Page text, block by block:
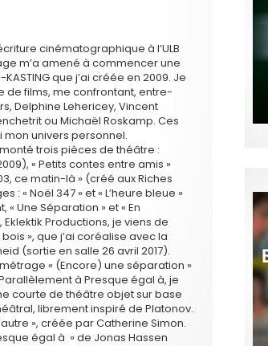
cinématographique à l’ULB
m’a amené à commencer une
que j’ai créée en 2009. Je
de films, me confrontant, entre-
Delphine Lehericey, Vincent
ou Michaël Roskamp. Ces
univers personnel.
trois pièces de théâtre :
« Petits contes entre amis »
ce matin-là » (créé aux Riches
: « Noël 347 » et « L’heure bleue »
Une Séparation » et « En
Productions, je viens de
», que j’ai coréalise avec la
(sortie en salle 26 avril 2017).
« (Encore) une séparation »
à Presque égal à, je
courte de théâtre objet sur base
librement inspiré de Platonov.
», créée par Catherine Simon.
égal à » de Jonas Hassen